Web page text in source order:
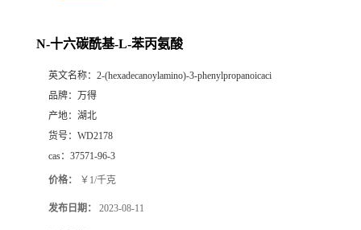
N-十六碳酰基-L-苯丙氨酸
英文名称： 2-(hexadecanoylamino)-3-phenylpropanoicaci
品牌： 万得
产地： 湖北
货号： WD2178
cas： 37571-96-3
价格： ￥1/千克
发布日期： 2023-08-11